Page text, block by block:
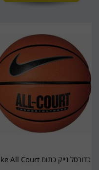
כדורסל נייק כתום Nike All Court